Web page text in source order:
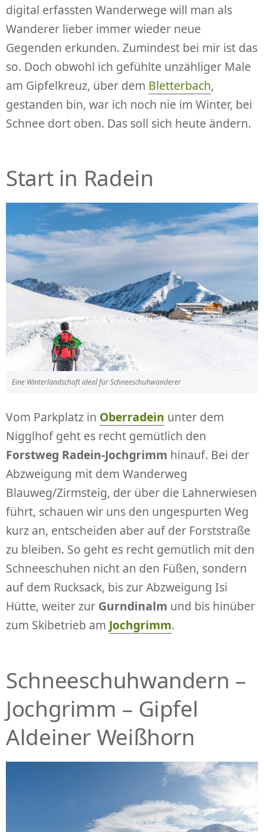
digital erfassten Wanderwege will man als
Wanderer lieber immer wieder neue
Gegenden erkunden. Zumindest bei mir ist das
so. Doch obwohl ich gefühlte unzähliger Male
am Gipfelkreuz, über dem Bletterbach,
gestanden bin, war ich noch nie im Winter, bei
Schnee dort oben. Das soll sich heute ändern.
Start in Radein
Eine Winterlandschaft ideal für Schneeschuhwanderer
Vom Parkplatz in Oberradein unter dem
Nigglhof geht es recht gemütlich den
Forstweg Radein-Jochgrimm hinauf. Bei der
Abzweigung mit dem Wanderweg
Blauweg/Zirmsteig, der über die Lahnerwiesen
führt, schauen wir uns den ungespurten Weg
kurz an, entscheiden aber auf der Forststraße
zu bleiben. So geht es recht gemütlich mit den
Schneeschuhen nicht an den Füßen, sondern
auf dem Rucksack, bis zur Abzweigung Isi
Hütte, weiter zur Gurndinalm und bis hinüber
zum Skibetrieb am Jochgrimm.
Schneeschuhwandern –
Jochgrimm – Gipfel
Aldeiner Weißhorn